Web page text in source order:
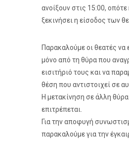
ανοίξουν στις 15:00, οπότε
ξεκινήσει η είσοδος των
Παρακαλούμε οι θεατές να
μόνο από τη θύρα που
εισιτήριό τους και να
θέση που αντιστοιχεί σε
Η μετακίνηση σε άλλη
επιτρέπεται.
Για την αποφυγή
παρακαλούμε για την